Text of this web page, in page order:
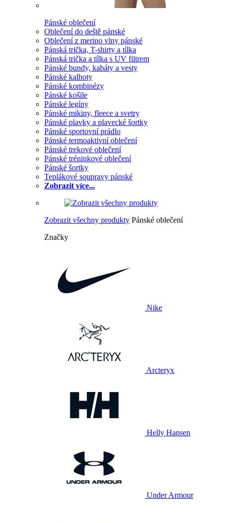
Pánské oblečení
Oblečení do deště pánské
Oblečení z merino vlny pánské
Pánská trička, T-shirty a tílka
Pánská trička a tílka s UV filtrem
Pánské bundy, kabáty a vesty
Pánské kalhoty
Pánské kombinézy
Pánské košile
Pánské legíny
Pánské mikiny, fleece a svetry
Pánské plavky a plavecké šortky
Pánské sportovní prádlo
Pánské termoaktivní oblečení
Pánské trekové oblečení
Pánské tréninkové oblečení
Pánské šortky
Teplákové soupravy pánské
Zobrazit více...
Zobrazit všechny produkty Pánské oblečení
Značky
Nike
Arcteryx
Helly Hansen
Under Armour